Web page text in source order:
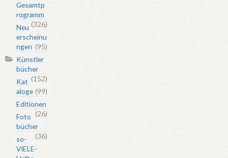
Gesamtp
rogramm
(326)
Neu
erscheinu
ngen (95)
Künstler
bücher
(152)
Kat
aloge (99)
Editionen
(26)
Foto
bücher
(36)
so-
VIELE-